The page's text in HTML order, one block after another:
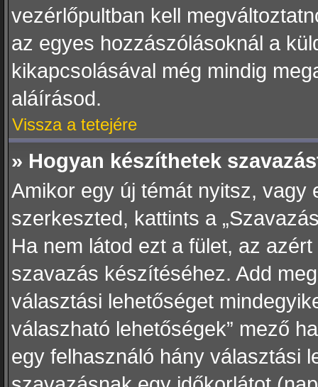
vezérlőpultban kell
az egyes hozzászólásoknál a
kikapcsolásával még mindig
aláírásod.
Vissza a tetejére
» Hogyan készíthetek
Amikor egy új témát nyitsz, vagy
szerkeszted, kattints a
Ha nem látod ezt a fület, az
szavazás készítéséhez. Add
választási lehetőséget
válaszható lehetőségek” mező
egy felhasználó hány választási